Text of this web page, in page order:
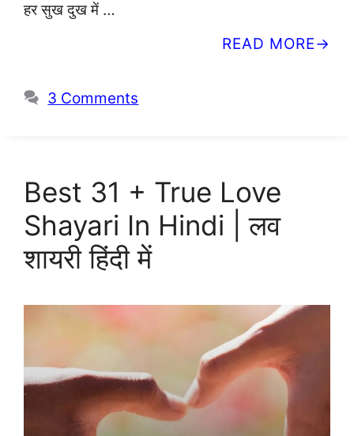
हर सुख दुख में …
READ MORE
3 Comments
Best 31 + True Love
Shayari In Hindi | लव
शायरी हिंदी में